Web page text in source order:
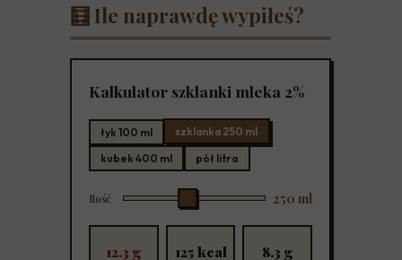
🧮 Ile naprawdę wypiłeś?
Kalkulator szklanki mleka 2%
łyk 100 ml szklanka 250 ml
kubek 400 ml pół litra
Ilość 250 ml
12.3 g 125 kcal 8.3 g